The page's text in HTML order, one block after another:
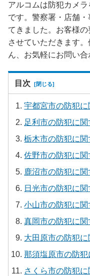
アルコムは防犯カメ
です。警察署・店舗
てきました。お客様
させていただきます
ん、お気軽にお問い合
目次
宇都宮市の防犯
足利市の防犯に
栃木市の防犯に関
佐野市の防犯に関
鹿沼市の防犯に
日光市の防犯に
小山市の防犯に関
真岡市の防犯に関
大田原市の防犯
那須塩原市の防
さくら市の防犯